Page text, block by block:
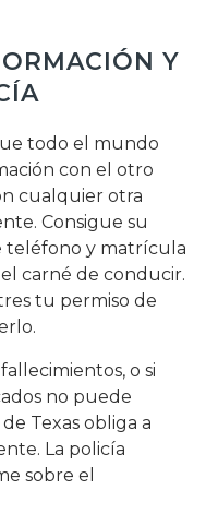
Y
todo el mundo
con el otro
cualquier otra
Consigue su
teléfono y matrícula
carné de conducir.
tu permiso de
o si
no puede
Texas obliga a
La policía
sobre el